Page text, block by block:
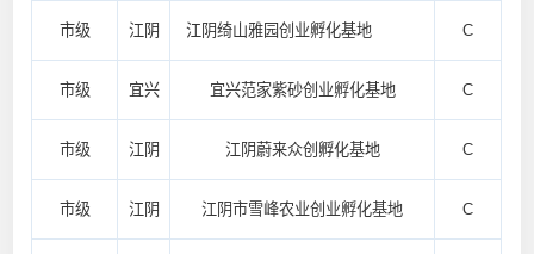
市级 江阴 江阴绮山雅园创业孵化基地 C
市级 宜兴 宜兴范家紫砂创业孵化基地 C
市级 江阴 江阴蔚来众创孵化基地 C
市级 江阴 江阴市雪峰农业创业孵化基地 C